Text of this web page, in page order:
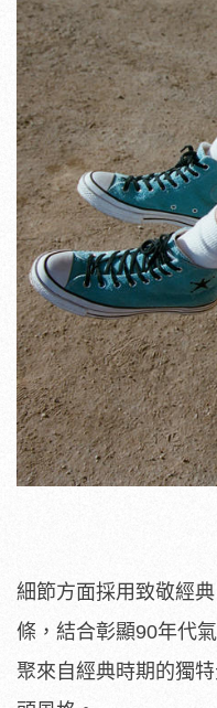
細節方面採用致敬經
條，結合彰顯90年代
聚來自經典時期的獨